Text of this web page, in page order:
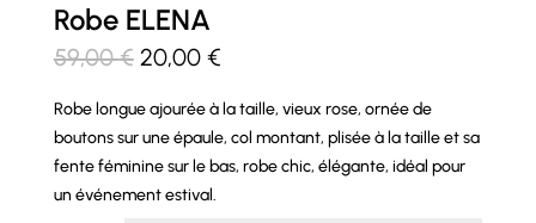
Robe ELENA
59,00€ Le
initial
était :
59,00 €.
20,00 €Le
actuel
est :
20,00 €.
Robe longue ajourée à la taille, vieux rose, ornée de
boutons sur une épaule, col montant, plisée à la taille et sa
fente féminine sur le bas, robe chic, élégante, idéal pour
un événement estival.